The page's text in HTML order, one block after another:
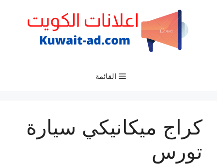
القائمة
كراج ميكانيكي سيارة
تورس